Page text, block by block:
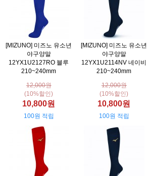
[MIZUNO] 미즈노 유소년
야구양말
12YX1U2127RO 블루
210~240mm
12,000원
(10%할인)
10,800원
100원 적립
[MIZUNO] 미즈노 유소년
야구양말
12YX1U2114NV 네이비
210~240mm
12,000원
(10%할인)
10,800원
100원 적립